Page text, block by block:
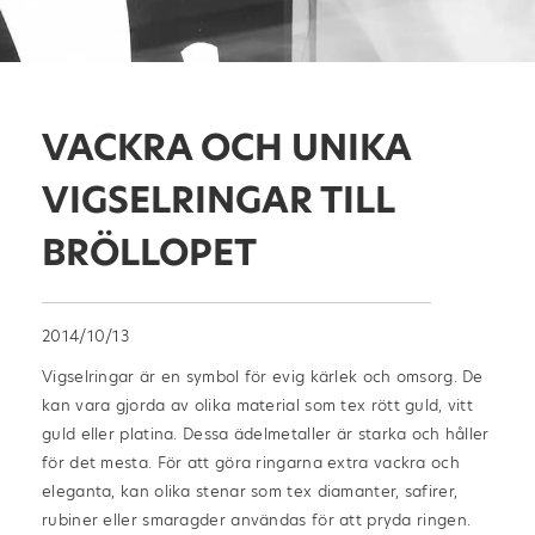
VACKRA OCH UNIKA
VIGSELRINGAR TILL
BRÖLLOPET
2014/10/13
Vigselringar är en symbol för evig kärlek och omsorg. De
kan vara gjorda av olika material som tex rött guld, vitt
guld eller platina. Dessa ädelmetaller är starka och håller
för det mesta. För att göra ringarna extra vackra och
eleganta, kan olika stenar som tex diamanter, safirer,
rubiner eller smaragder användas för att pryda ringen.